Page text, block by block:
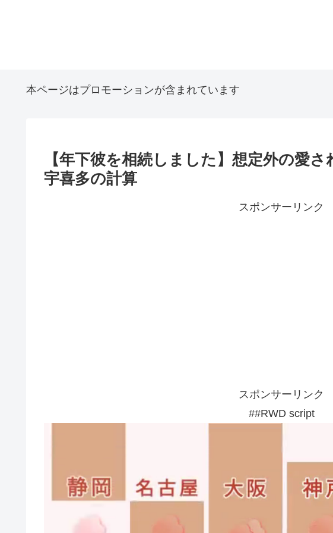
本ページはプロモーションが含まれています
【年下彼を相続しました】想定外の愛さ
宇喜多の計算
スポンサーリンク
スポンサーリンク
##RWD script